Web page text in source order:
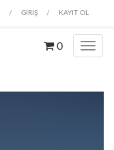
/ GİRİŞ / KAYIT OL
0